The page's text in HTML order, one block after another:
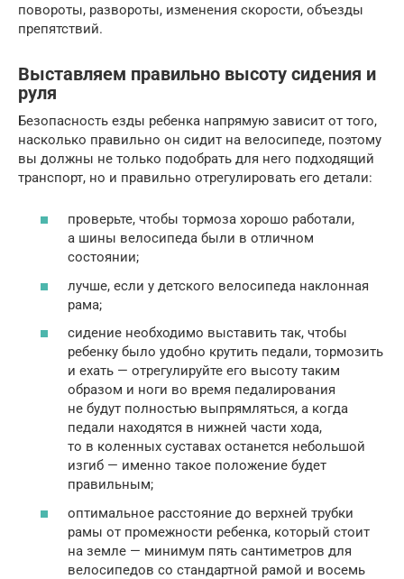
повороты, развороты, изменения скорости, объезды
препятствий.
Выставляем правильно высоту сидения и
руля
Безопасность езды ребенка напрямую зависит от того,
насколько правильно он сидит на велосипеде, поэтому
вы должны не только подобрать для него подходящий
транспорт, но и правильно отрегулировать его детали:
проверьте, чтобы тормоза хорошо работали,
а шины велосипеда были в отличном
состоянии;
лучше, если у детского велосипеда наклонная
рама;
сидение необходимо выставить так, чтобы
ребенку было удобно крутить педали, тормозить
и ехать — отрегулируйте его высоту таким
образом и ноги во время педалирования
не будут полностью выпрямляться, а когда
педали находятся в нижней части хода,
то в коленных суставах останется небольшой
изгиб — именно такое положение будет
правильным;
оптимальное расстояние до верхней трубки
рамы от промежности ребенка, который стоит
на земле — минимум пять сантиметров для
велосипедов со стандартной рамой и восемь